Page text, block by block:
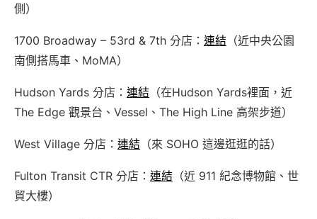
側）
1700 Broadway – 53rd & 7th 分店： 連結 （近中央公園
南側搭馬車、MoMA）
Hudson Yards 分店： 連結 （在Hudson Yards裡面，近
The Edge 觀景台、Vessel、The High Line 高架步道）
West Village 分店： 連結 （來 SOHO 這邊逛逛的話）
Fulton Transit CTR 分店： 連結 （近 911 紀念博物館、世
貿大樓）